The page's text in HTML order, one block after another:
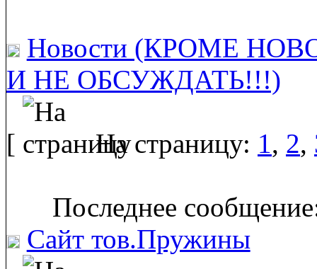
Новости (КРОМЕ
И НЕ ОБСУЖДАТЬ!!!)
[ На страницу: 1, 2,
Последнее
Сайт тов.Пружины